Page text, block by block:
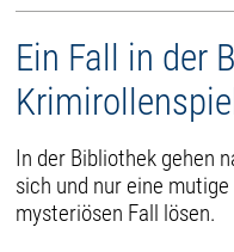
Ein Fall in der
In der Bibliothek gehen
sich und nur eine
mysteriösen Fall lösen.